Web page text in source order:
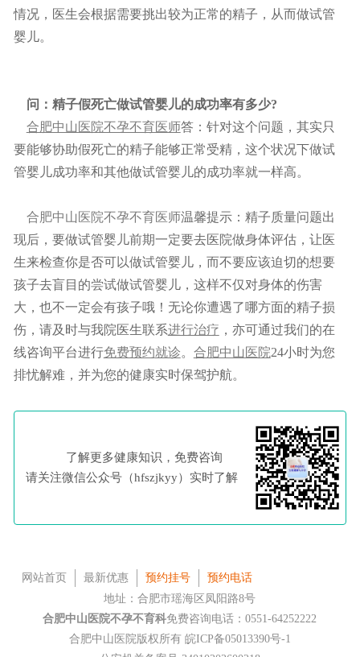
情况，医生会根据需要挑出较为正常的精子，从而做试管
婴儿。
问： 精子假死亡做试管婴儿的成功率有多少?
合肥中山医院不孕不育医师答：针对这个问题，其实只
要能够协助假死亡的精子能够正常受精，这个状况下做试
管婴儿成功率和其他做试管婴儿的成功率就一样高。
合肥中山医院不孕不育医师温馨提示：精子质量问题出
现后，要做试管婴儿前期一定要去医院做身体评估，让医
生来检查你是否可以做试管婴儿，而不要应该迫切的想要
孩子去盲目的尝试做试管婴儿，这样不仅对身体的伤害
大，也不一定会有孩子哦！无论你遭遇了哪方面的精子损
伤，请及时与我院医生联系进行治疗 ，亦可通过我们的在
线咨询平台进行免费预约就诊。 合肥中山医院24小时为您
排忧解难，并为您的健康实时保驾护航。
了解更多健康知识，免费咨询
请关注微信公众号（hfszjkyy）实时了解
网站首页 最新优惠 预约挂号
预约电话
地址：合肥市瑶海区凤阳路8号
合肥中山医院不孕不育科免费咨询电话：0551-64252222
合肥中山医院版权所有 皖ICP备05013390号-1